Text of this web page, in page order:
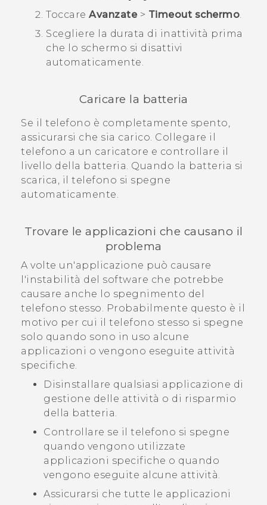
Toccare Avanzate> Timeout schermo.
Scegliere la durata di inattività prima
che lo schermo si disattivi
automaticamente.
Caricare la batteria
Se il telefono è completamente spento,
assicurarsi che sia carico. Collegare il
telefono a un caricatore e controllare il
livello della batteria. Quando la batteria si
scarica, il telefono si spegne
automaticamente.
Trovare le applicazioni che causano il
problema
A volte un'applicazione può causare
l'instabilità del software che potrebbe
causare anche lo spegnimento del
telefono stesso. Probabilmente questo è il
motivo per cui il telefono stesso si spegne
solo quando sono in uso alcune
applicazioni o vengono eseguite attività
specifiche.
Disinstallare qualsiasi applicazione di
gestione delle attività o di risparmio
della batteria.
Controllare se il telefono si spegne
quando vengono utilizzate
applicazioni specifiche o quando
vengono eseguite alcune attività.
Assicurarsi che tutte le applicazioni